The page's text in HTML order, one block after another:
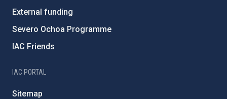
External funding
Severo Ochoa Programme
IAC Friends
IAC PORTAL
Sitemap